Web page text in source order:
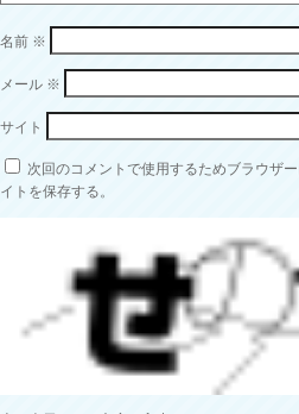
名前 ※
メール ※
サイト
次回のコメントで使用するためブラウザ
イトを保存する。